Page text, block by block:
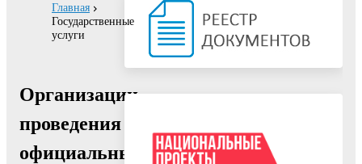
Главная
Государственные
услуги
Организации
проведения
официальных